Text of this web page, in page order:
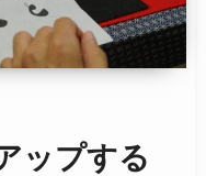
ップする